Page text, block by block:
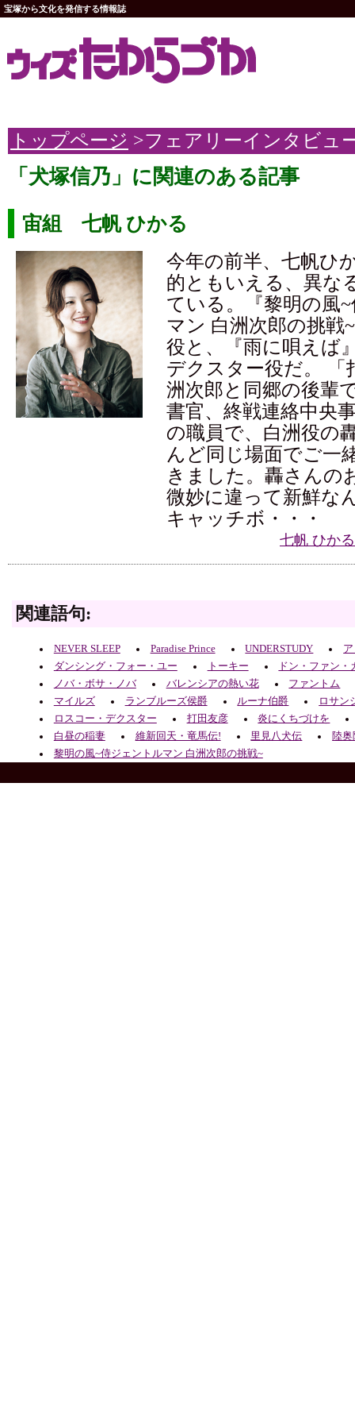
宝塚から文化を発信する情報誌
トップページ >フェアリーインタビュ
「犬塚信乃」に関連のある記事
宙組 七帆 ひかる
今年の前半、七帆ひ
的ともいえる、異な
ている。『黎明の風
マン 白洲次郎の挑戦
役と、『雨に唄えば
デクスター役だ。 「
洲次郎と同郷の後輩
書官、終戦連絡中央
の職員で、白洲役の
んど同じ場面でご一
きました。轟さんの
微妙に違って新鮮な
キャッチボ・・・
七帆 ひか
関連語句:
NEVER SLEEP Paradise Prince UNDERSTUDY
ダンシング・フォー・ユー
トーキー
ドン・ファン・
ノバ・ボサ・ノバ
バレンシアの熱い花
ファントム
マイルズ
ランブルーズ侯爵 ルーナ伯爵
ロサン
ロスコー・デクスター
打田友彦
炎にくちづけを
白昼の稲妻
維新回天・竜馬伝! 里見八犬伝
陸
黎明の風~侍ジェントルマン 白洲次郎の挑戦~